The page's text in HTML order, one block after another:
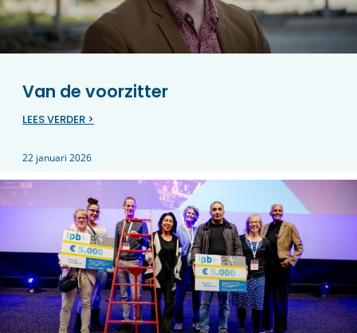
Van de voorzitter
LEES VERDER >
22 januari 2026